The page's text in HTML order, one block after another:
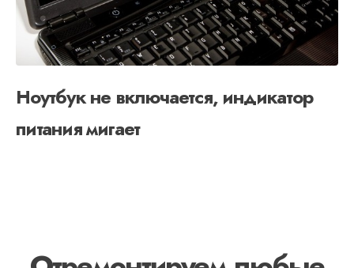
Ноутбук не включается, индикатор
питания мигает